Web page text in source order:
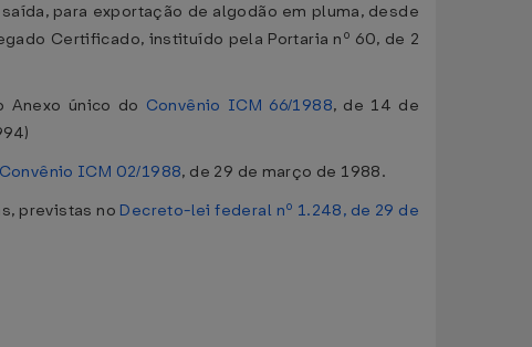
para exportação de algodão em pluma, desde
Certificado, instituído pela Portaria nº 60, de 2
Anexo único do Convênio ICM 66/1988, de 14 de
Convênio ICM 02/1988, de 29 de março de 1988.
previstas no Decreto-lei federal nº 1.248, de 29 de